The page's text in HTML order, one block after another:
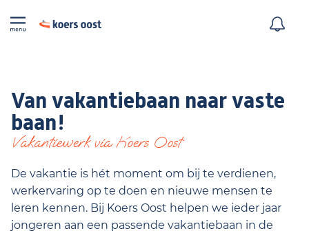
Van vakantiebaan naar vaste
baan!
Vakantiewerk via Koers Oost
De vakantie is hét moment om bij te verdienen,
werkervaring op te doen en nieuwe mensen te
leren kennen. Bij Koers Oost helpen we ieder jaar
jongeren aan een passende vakantiebaan in de